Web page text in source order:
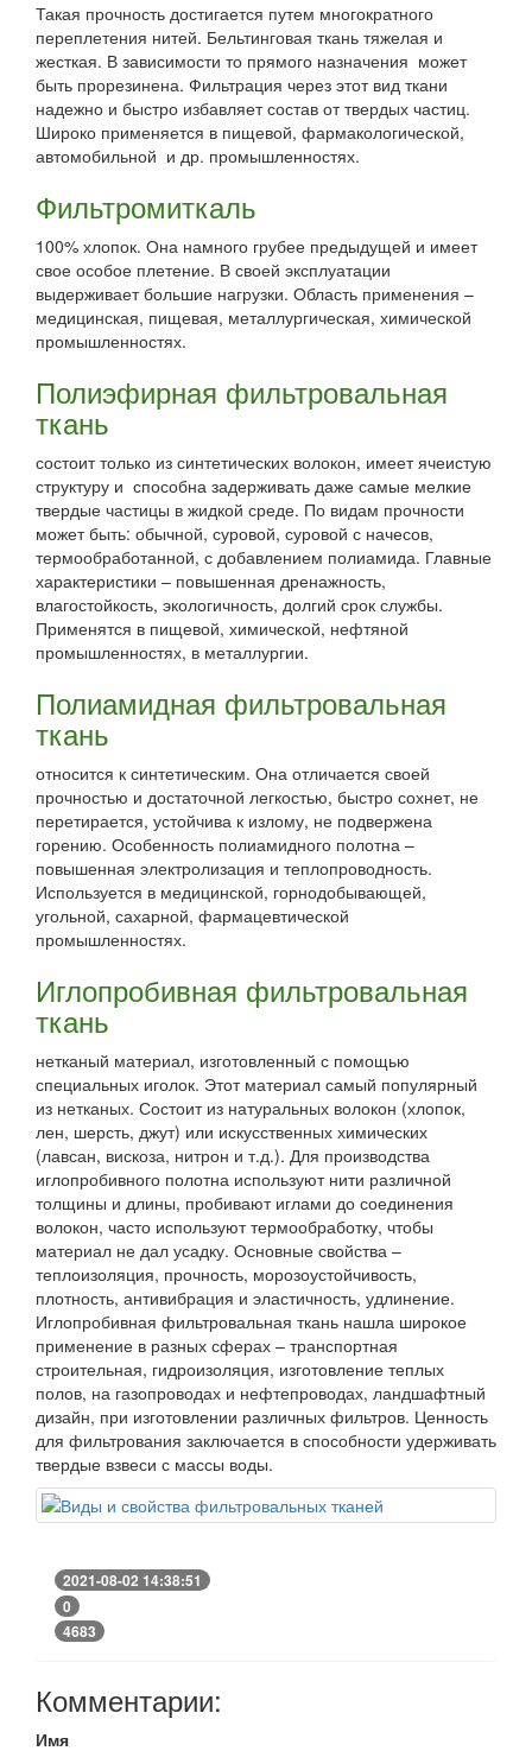
Такая прочность достигается путем многократного
переплетения нитей. Бельтинговая ткань тяжелая и
жесткая. В зависимости то прямого назначения может
быть прорезинена. Фильтрация через этот вид ткани
надежно и быстро избавляет состав от твердых частиц.
Широко применяется в пищевой, фармакологической,
автомобильной и др. промышленностях.
Фильтромиткаль
100% хлопок. Она намного грубее предыдущей и имеет
свое особое плетение. В своей эксплуатации
выдерживает большие нагрузки. Область применения –
медицинская, пищевая, металлургическая, химической
промышленностях.
Полиэфирная фильтровальная
ткань
состоит только из синтетических волокон, имеет ячеистую
структуру и способна задерживать даже самые мелкие
твердые частицы в жидкой среде. По видам прочности
может быть: обычной, суровой, суровой с начесов,
термообработанной, с добавлением полиамида. Главные
характеристики – повышенная дренажность,
влагостойкость, экологичность, долгий срок службы.
Применятся в пищевой, химической, нефтяной
промышленностях, в металлургии.
Полиамидная фильтровальная
ткань
относится к синтетическим. Она отличается своей
прочностью и достаточной легкостью, быстро сохнет, не
перетирается, устойчива к излому, не подвержена
горению. Особенность полиамидного полотна –
повышенная электролизация и теплопроводность.
Используется в медицинской, горнодобывающей,
угольной, сахарной, фармацевтической
промышленностях.
Иглопробивная фильтровальная
ткань
нетканый материал, изготовленный с помощью
специальных иголок. Этот материал самый популярный
из нетканых. Состоит из натуральных волокон (хлопок,
лен, шерсть, джут) или искусственных химических
(лавсан, вискоза, нитрон и т.д.). Для производства
иглопробивного полотна используют нити различной
толщины и длины, пробивают иглами до соединения
волокон, часто используют термообработку, чтобы
материал не дал усадку. Основные свойства –
теплоизоляция, прочность, морозоустойчивость,
плотность, антивибрация и эластичность, удлинение.
Иглопробивная фильтровальная ткань нашла широкое
применение в разных сферах – транспортная
строительная, гидроизоляция, изготовление теплых
полов, на газопроводах и нефтепроводах, ландшафтный
дизайн, при изготовлении различных фильтров. Ценность
для фильтрования заключается в способности удерживать
твердые взвеси с массы воды.
2021-08-02 14:38:51
0
4683
Комментарии:
Имя